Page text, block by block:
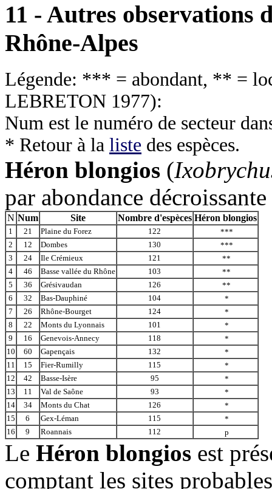
11 - Autres observations
Rhône-Alpes
Légende: *** = abondant, ** =
LEBRETON 1977):
Num est le numéro de secteur
* Retour à la liste des espèces.
Héron blongios (
par abondance décroissante
N Num Site Nombre d'espèces Héron blongios
1 21 Plaine du Forez 122
***
2
12 Dombes 130
***
3
24 Ile Crémieux 121
**
4
46 Basse vallée du Rhône 103
**
5
36 Grésivaudan 126
**
6
32 Bas-Dauphiné 104
*
7
26 Rhône-Bourget 124
*
8
22 Monts du Lyonnais 101
*
9
16 Genevois-Annecy 118
*
10
60 Gapençais 132
*
11
15 Fier-Rumilly 115
*
12
42 Basse-Isère 95
*
13
11 Val de Saône 93
*
14
34 Monts du Chat 126
*
15
6 Gex-Léman 115
*
16
9 Roannais 112 p
Le Héron blongios est
comptant les sites